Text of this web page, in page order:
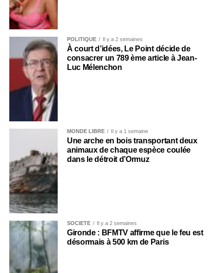
POLITIQUE Il y a 2 semaines
À court d’idées, Le Point décide de
consacrer un 789 ème article à Jean-
Luc Mélenchon
MONDE LIBRE Il y a 1 semaine
Une arche en bois transportant deux
animaux de chaque espèce coulée
dans le détroit d’Ormuz
SOCIÉTÉ Il y a 2 semaines
Gironde : BFMTV affirme que le feu est
désormais à 500 km de Paris